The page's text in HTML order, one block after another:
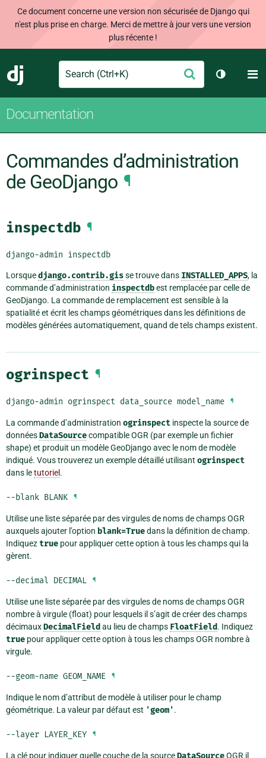
Ce document concerne une version non sécurisée de Django qui
n'est plus prise en charge. Merci de mettre à jour vers une version
plus récente !
Django
Search Envoyer
Changer
Documentation
Commandes d’administration
de GeoDjango ¶
inspectdb ¶
django-admin inspectdb
Lorsquedjango.contrib.gisse trouve dans INSTALLED_APPS, la
commande d’administration inspectdbest remplacée par celle de
GeoDjango. La commande de remplacement est sensible à la
spatialité et écrit les champs géométriques dans les définitions de
modèles générées automatiquement, quand de tels champs existent.
ogrinspect ¶
django-admin ogrinspect data_source model_name ¶
La commande d’administration ogrinspect inspecte la source de
donnéesDataSourcecompatible OGR (par exemple un fichier
shape) et produit un modèle GeoDjango avec le nom de modèle
indiqué. Vous trouverez un exemple détaillé utilisant ogrinspect
dans letutoriel .
--blank BLANK ¶
Utilise une liste séparée par des virgules de noms de champs OGR
auxquels ajouter l’option blank=Truedans la définition de champ.
Indiqueztrue pour appliquer cette option à tous les champs qui la
gèrent.
--decimal DECIMAL ¶
Utilise une liste séparée par des virgules de noms de champs OGR
nombre à virgule (float) pour lesquels il s’agit de créer des champs
décimauxDecimalField au lieu de champs FloatField. Indiquez
true pour appliquer cette option à tous les champs OGR nombre à
virgule.
--geom-name GEOM_NAME ¶
Indique le nom d’attribut de modèle à utiliser pour le champ
géométrique. La valeur par défaut est 'geom'.
--layer LAYER_KEY ¶
La clé pour indiquer quelle couche de la source
OGR il